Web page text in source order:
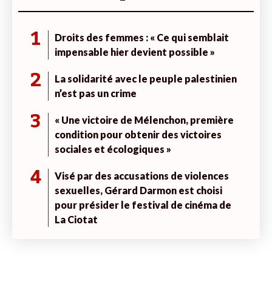
1
Droits des femmes : « Ce qui semblait
impensable hier devient possible »
2
La solidarité avec le peuple palestinien
n’est pas un crime
3
« Une victoire de Mélenchon, première
condition pour obtenir des victoires
sociales et écologiques »
4
Visé par des accusations de violences
sexuelles, Gérard Darmon est choisi
pour présider le festival de cinéma de
La Ciotat